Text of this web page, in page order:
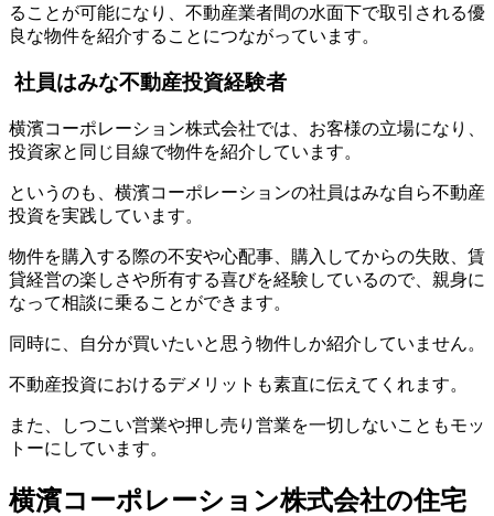
ることが可能になり、不動産業者間の水面下で取引される優
良な物件を紹介することにつながっています。
社員はみな不動産投資経験者
横濱コーポレーション株式会社では、お客様の立場になり、
投資家と同じ目線で物件を紹介しています。
というのも、横濱コーポレーションの社員はみな自ら不動産
投資を実践しています。
物件を購入する際の不安や心配事、購入してからの失敗、賃
貸経営の楽しさや所有する喜びを経験しているので、親身に
なって相談に乗ることができます。
同時に、自分が買いたいと思う物件しか紹介していません。
不動産投資におけるデメリットも素直に伝えてくれます。
また、しつこい営業や押し売り営業を一切しないこともモッ
トーにしています。
横濱コーポレーション株式会社の住宅